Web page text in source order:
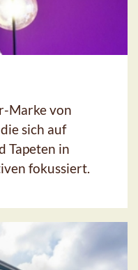
Marke von
sich auf
Tapeten in
fokussiert.